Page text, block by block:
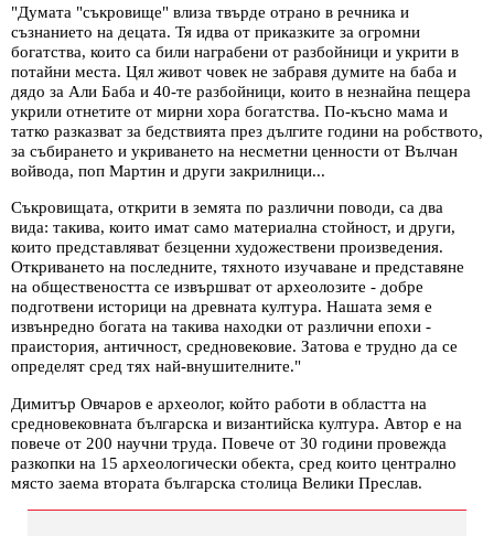
"Думата "съкровище" влиза твърде отрано в речника и
съзнанието на децата. Тя идва от приказките за огромни
богатства, които са били награбени от разбойници и укрити в
потайни места. Цял живот човек не забравя думите на баба и
дядо за Али Баба и 40-те разбойници, които в незнайна пещера
укрили отнетите от мирни хора богатства. По-късно мама и
татко разказват за бедствията през дългите години на робството,
за събирането и укриването на несметни ценности от Вълчан
войвода, поп Мартин и други закрилници...
Съкровищата, открити в земята по различни поводи, са два
вида: такива, които имат само материална стойност, и други,
които представляват безценни художествени произведения.
Откриването на последните, тяхното изучаване и представяне
на обществеността се извършват от археолозите - добре
подготвени историци на древната култура. Нашата земя е
извънредно богата на такива находки от различни епохи -
праистория, античност, средновековие. Затова е трудно да се
определят сред тях най-внушителните."
Димитър Овчаров е археолог, който работи в областта на
средновековната българска и византийска култура. Автор е на
повече от 200 научни труда. Повече от 30 години провежда
разкопки на 15 археологически обекта, сред които централно
място заема втората българска столица Велики Преслав.